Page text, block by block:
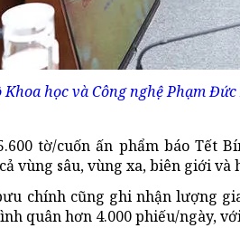
học và Công nghệ Phạm
tờ/cuốn ấn phẩm báo
vùng sâu, vùng xa, biên giới và
chính cũng ghi nhận lượng
quân hơn 4.000 phiếu/ngày,